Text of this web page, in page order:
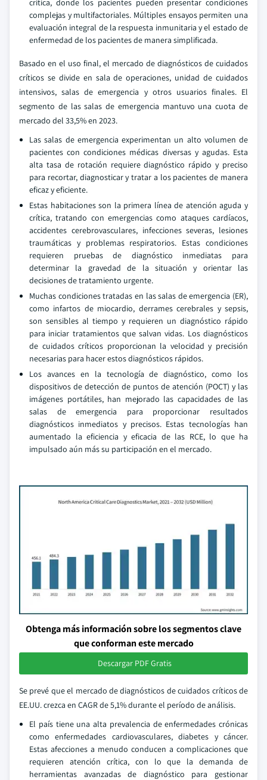
crítica, donde los pacientes pueden presentar condiciones
complejas y multifactoriales. Múltiples ensayos permiten una
evaluación integral de la respuesta inmunitaria y el estado de
enfermedad de los pacientes de manera simplificada.
Basado en el uso final, el mercado de diagnósticos de cuidados
críticos se divide en sala de operaciones, unidad de cuidados
intensivos, salas de emergencia y otros usuarios finales. El
segmento de las salas de emergencia mantuvo una cuota de
mercado del 33,5% en 2023.
Las salas de emergencia experimentan un alto volumen de
pacientes con condiciones médicas diversas y agudas. Esta
alta tasa de rotación requiere diagnóstico rápido y preciso
para recortar, diagnosticar y tratar a los pacientes de manera
eficaz y eficiente.
Estas habitaciones son la primera línea de atención aguda y
crítica, tratando con emergencias como ataques cardíacos,
accidentes cerebrovasculares, infecciones severas, lesiones
traumáticas y problemas respiratorios. Estas condiciones
requieren pruebas de diagnóstico inmediatas para
determinar la gravedad de la situación y orientar las
decisiones de tratamiento urgente.
Muchas condiciones tratadas en las salas de emergencia (ER),
como infartos de miocardio, derrames cerebrales y sepsis,
son sensibles al tiempo y requieren un diagnóstico rápido
para iniciar tratamientos que salvan vidas. Los diagnósticos
de cuidados críticos proporcionan la velocidad y precisión
necesarias para hacer estos diagnósticos rápidos.
Los avances en la tecnología de diagnóstico, como los
dispositivos de detección de puntos de atención (POCT) y las
imágenes portátiles, han mejorado las capacidades de las
salas de emergencia para proporcionar resultados
diagnósticos inmediatos y precisos. Estas tecnologías han
aumentado la eficiencia y eficacia de las RCE, lo que ha
impulsado aún más su participación en el mercado.
Obtenga más información sobre los segmentos clave
que conforman este mercado
Descargar PDF Gratis
Se prevé que el mercado de diagnósticos de cuidados críticos de
EE.UU. crezca en CAGR de 5,1% durante el período de análisis.
El país tiene una alta prevalencia de enfermedades crónicas
como enfermedades cardiovasculares, diabetes y cáncer.
Estas afecciones a menudo conducen a complicaciones que
requieren atención crítica, con lo que la demanda de
herramientas avanzadas de diagnóstico para gestionar